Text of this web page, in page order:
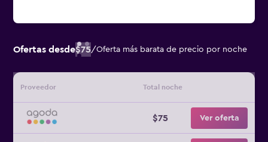
Ofertas desde$75/Oferta más barata de precio por noche
Proveedor Total noche
$75 Ver oferta